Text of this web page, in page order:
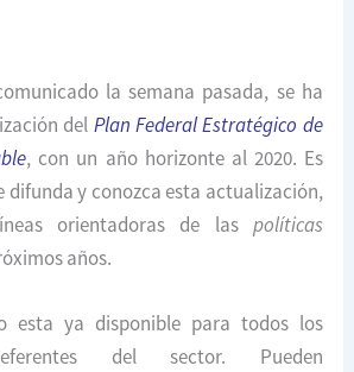
la semana pasada, se ha
del Plan Federal Estratégico de
, con un año horizonte al 2020. Es
difunda y conozca esta actualización,
orientadoras de las políticas
años.
esta ya disponible para todos los
del sector. Pueden